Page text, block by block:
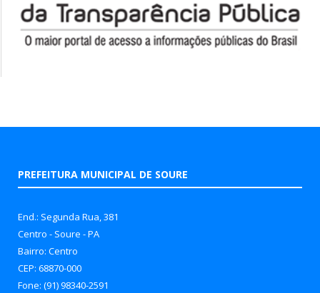
PREFEITURA MUNICIPAL DE SOURE
End.: Segunda Rua, 381
Centro - Soure - PA
Bairro: Centro
CEP: 68870-000
Fone: (91) 98340-2591